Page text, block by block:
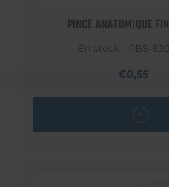
PINCE ANATOMIQUE
En stock - PBS-
€0,55